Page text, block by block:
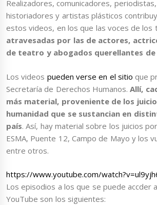
Realizadores, comunicadores,
historiadores y artistas plásticos
estos videos, en los que las voces de los
atravesadas por las de actores,
de teatro y abogados querellantes de
Los videos pueden verse en el sitio que
Secretaría de Derechos Humanos.Allí,
más material, proveniente de los
humanidad que se sustancian en
país. Así, hay material sobre los juicios
ESMA, Puente 12, Campo de Mayo y los
entre otros.
https://www.youtube.com/
Los episodios a los que se puede accder
YouTube son los siguientes: